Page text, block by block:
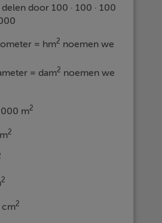
door 100 · 100 · 100
= hm2 noemen we
= dam2 noemen we
m2
2
2
cm2